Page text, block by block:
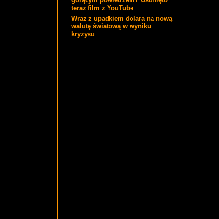
teraz film z YouTube
Wraz z upadkiem dolara na nową
walutę światową w wyniku
kryzysu